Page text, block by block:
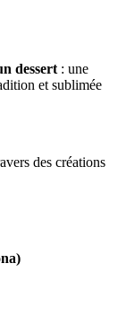
dessert : une
et sublimée
des créations